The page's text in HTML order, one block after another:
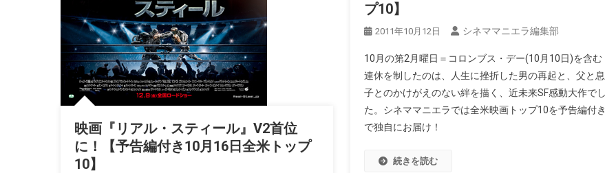
映画『リアル・スティール』V2首位
に！【予告編付き10月16日全米トップ
10】
プ10】
2011年10月12日 シネママニエラ編集部
10月の第2月曜日＝コロンブス・デー(10月10日)を含む
連休を制したのは、人生に挫折した男の再起と、父と息
子とのかけがえのない絆を描く、近未来SF感動大作でし
た。シネママニエラでは全米映画トップ10を予告編付き
で独自にお届け！
続きを読む